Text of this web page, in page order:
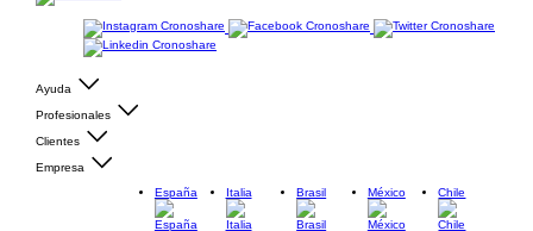
Ayuda
Profesionales
Clientes
Empresa
España
Italia Brasil México Chile